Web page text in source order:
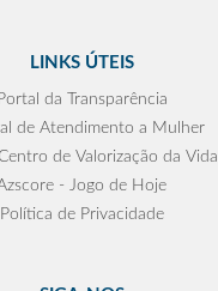
LINKS ÚTEIS
Portal da Transparência
de Atendimento a Mulher
de Valorização da Vida
- Jogo de Hoje
Política de Privacidade